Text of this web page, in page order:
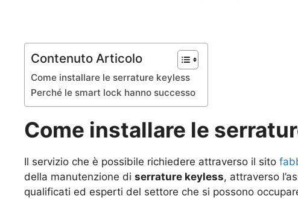
Contenuto Articolo
Come installare le serrature keyless
Perché le smart lock hanno successo
Come installare le
Il servizio che è possibile richiedere attraverso il sito
della manutenzione di serrature keyless, attraverso
qualificati ed esperti del settore che si possono